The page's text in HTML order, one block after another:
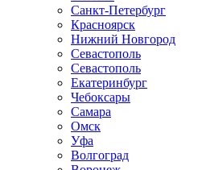
Санкт-Петербург
Красноярск
Нижний Новгород
Севастополь
Севастополь
Екатеринбург
Чебоксары
Самара
Омск
Уфа
Волгоград